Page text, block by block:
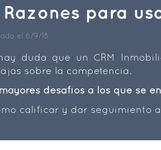
Razones para
el 6/9/18
duda que un CRM
sobre la competencia.
desafíos a los que se
calificar y dar seguimiento